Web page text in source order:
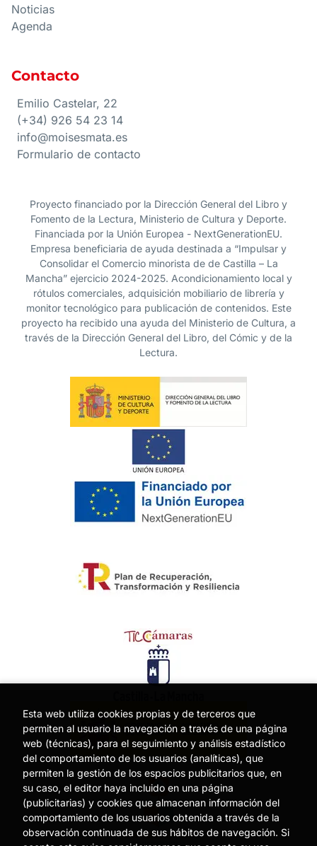
Noticias
Agenda
Contacto
Emilio Castelar, 22
(+34) 926 54 23 14
info@moisesmata.es
Formulario de contacto
Proyecto financiado por la Dirección General del Libro y
Fomento de la Lectura, Ministerio de Cultura y Deporte.
Financiada por la Unión Europea - NextGenerationEU.
Empresa beneficiaria de ayuda destinada a “Impulsar y
Consolidar el Comercio minorista de de Castilla – La
Mancha” ejercicio 2024-2025. Acondicionamiento local y
rótulos comerciales, adquisición mobiliario de librería y
monitor tecnológico para publicación de contenidos. Este
proyecto ha recibido una ayuda del Ministerio de Cultura, a
través de la Dirección General del Libro, del Cómic y de la
Lectura.
Esta web utiliza cookies propias y de terceros que
permiten al usuario la navegación a través de una página
web (técnicas), para el seguimiento y análisis estadístico
del comportamiento de los usuarios (analíticas), que
permiten la gestión de los espacios publicitarios que, en
su caso, el editor haya incluido en una página
(publicitarias) y cookies que almacenan información del
comportamiento de los usuarios obtenida a través de la
observación continuada de sus hábitos de navegación. Si